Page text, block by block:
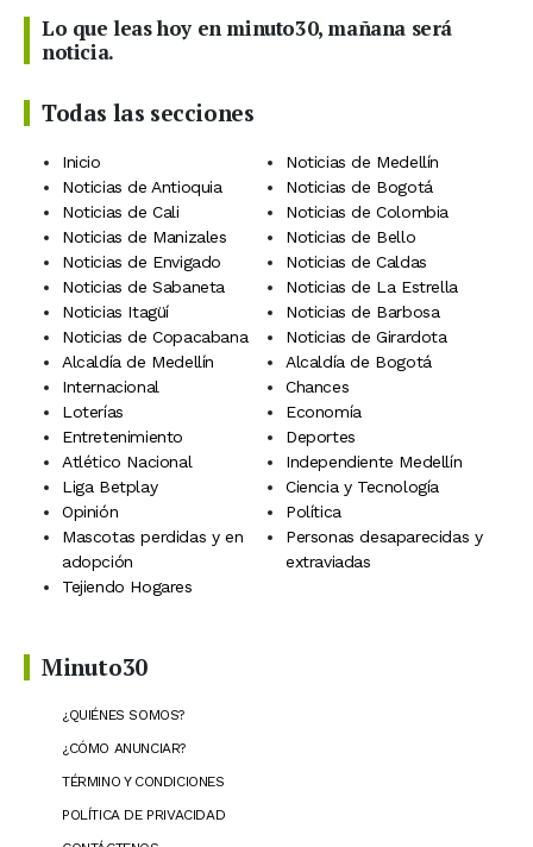
Lo que leas hoy en minuto30, mañana será
noticia.
Todas las secciones
Inicio
Noticias de Medellín
Noticias de Antioquia
Noticias de Bogotá
Noticias de Cali
Noticias de Colombia
Noticias de Manizales
Noticias de Bello
Noticias de Envigado
Noticias de Caldas
Noticias de Sabaneta
Noticias de La Estrella
Noticias Itagüí
Noticias de Barbosa
Noticias de Copacabana
Noticias de Girardota
Alcaldía de Medellín
Alcaldía de Bogotá
Internacional
Chances
Loterías
Economía
Entretenimiento
Deportes
Atlético Nacional
Independiente Medellín
Liga Betplay
Ciencia y Tecnología
Opinión
Política
Mascotas perdidas y en
adopción
Personas desaparecidas y
extraviadas
Tejiendo Hogares
Minuto30
¿QUIÉNES SOMOS?
¿CÓMO ANUNCIAR?
TÉRMINO Y CONDICIONES
POLÍTICA DE PRIVACIDAD